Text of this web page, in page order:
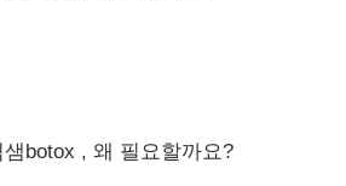
샘botox , 왜 필요할까요?